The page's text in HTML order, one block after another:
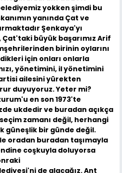
yokken şimdi bu
yanında Çat ve
Şenkaya'yı
Çat'taki büyük başarımız Arif
birinin oylarını
için onları onlarla
yönetimini, il yönetimini
ailesini yürekten
duyuyoruz. Yeter mi?
en son 1973'te
ukdedir ve buradan açıkça
zamanı değil, herhangi
güneşlik bir günde değil.
oradan buradan taşımayla
coşkuyla doluyorsa
de alacağız. Ant